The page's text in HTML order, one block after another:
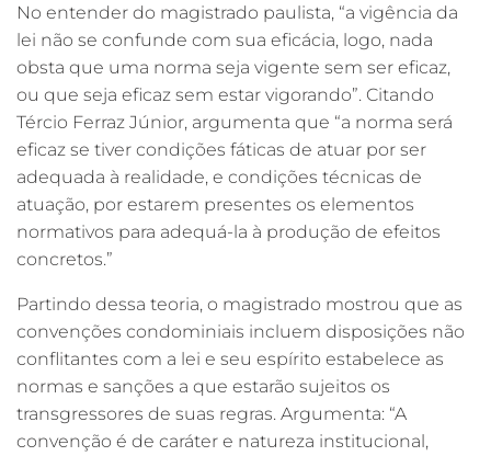
No entender do magistrado paulista, “a vigência da
lei não se confunde com sua eficácia, logo, nada
obsta que uma norma seja vigente sem ser eficaz,
ou que seja eficaz sem estar vigorando”. Citando
Tércio Ferraz Júnior, argumenta que “a norma será
eficaz se tiver condições fáticas de atuar por ser
adequada à realidade, e condições técnicas de
atuação, por estarem presentes os elementos
normativos para adequá-la à produção de efeitos
concretos.”
Partindo dessa teoria, o magistrado mostrou que as
convenções condominiais incluem disposições não
conflitantes com a lei e seu espírito estabelece as
normas e sanções a que estarão sujeitos os
transgressores de suas regras. Argumenta: “A
convenção é de caráter e natureza institucional,